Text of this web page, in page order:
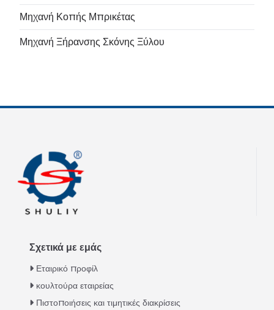
Μηχανή Κοπής Μπρικέτας
Μηχανή Ξήρανσης Σκόνης Ξύλου
Σχετικά με εμάς
Εταιρικό προφίλ
κουλτούρα εταιρείας
Πιστοποιήσεις και τιμητικές διακρίσεις